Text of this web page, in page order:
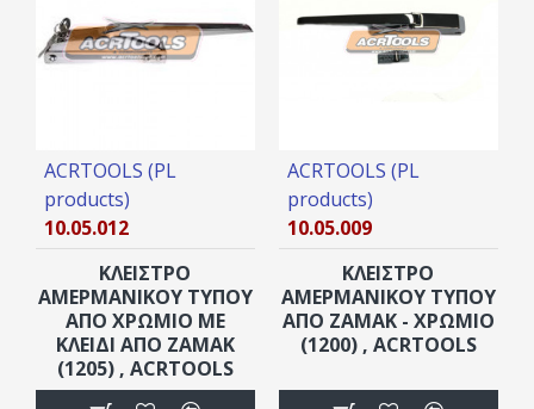
ACRTOOLS (PL
products)
10.05.012
ΚΛΕΙΣΤΡΟ
AMΕΡΜΑΝΙΚΟΥ ΤΥΠΟΥ
ΑΠΟ ΧΡΩΜΙΟ ME
KΛΕΙΔΙ ΑΠΟ ΖΑΜΑΚ
(1205) , ACRTOOLS
ACRTOOLS (PL
products)
10.05.009
ΚΛΕΙΣΤΡΟ
AMΕΡΜΑΝΙΚΟΥ ΤΥΠΟΥ
ΑΠΟ ΖΑΜΑΚ - ΧΡΩΜΙΟ
(1200) , ACRTOOLS